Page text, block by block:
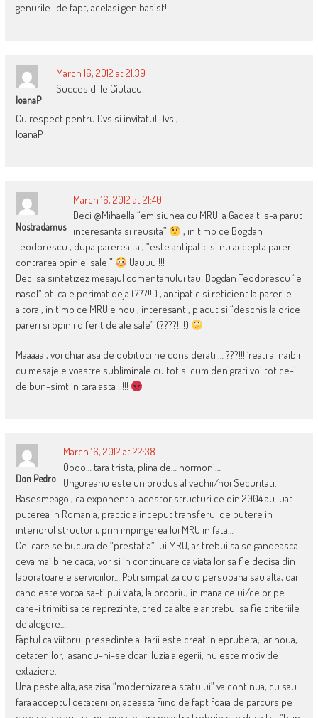
genurile…de fapt, acelasi gen basist!!!
IoanaP
March 16, 2012 at 21:39
Succes d-le Ciutacu!
Cu respect pentru Dvs si invitatul Dvs.,
IoanaP
Nostradamus
March 16, 2012 at 21:40
Deci @Mihaella “emisiunea cu MRU la Gadea ti s-a parut
interesanta si reusita”
, in timp ce Bogdan
Teodorescu , dupa parerea ta , “este antipatic si nu accepta pareri
contrarea opiniei sale ”
Uauuu !!!
Deci sa sintetizez mesajul comentariului tau: Bogdan Teodorescu “e
nasol” pt. ca e perimat deja (???!!!) , antipatic si reticient la parerile
altora , in timp ce MRU e nou , interesant , placut si “deschis la orice
pareri si opinii diferit de ale sale” (????!!!!)
Maaaaa , voi chiar asa de dobitoci ne considerati … ???!!! ‘reati ai naibii
cu mesajele voastre subliminale cu tot si cum denigrati voi tot ce-i
de bun-simt in tara asta !!!!!
Don Pedro
March 16, 2012 at 22:38
Oooo… tara trista, plina de… hormoni…
Ungureanu este un produs al vechii/noi Securitati.
Basesmeagol, ca exponent al acestor structuri ce din 2004 au luat
puterea in Romania, practic a inceput transferul de putere in
interiorul structurii, prin impingerea lui MRU in fata…
Cei care se bucura de “prestatia” lui MRU, ar trebui sa se gandeasca
ceva mai bine daca, vor si in continuare ca viata lor sa fie decisa din
laboratoarele serviciilor… Poti simpatiza cu o persopana sau alta, dar
cand este vorba sa-ti pui viata, la propriu, in mana celui/celor pe
care-i trimiti sa te reprezinte, cred ca altele ar trebui sa fie criteriile
de alegere…
Faptul ca viitorul presedinte al tarii este creat in eprubeta, iar noua,
cetatenilor, lasandu-ni-se doar iluzia alegerii, nu este motiv de
extaziere.
Una peste alta, asa zisa “modernizare a statului” va continua, cu sau
fara acceptul cetatenilor, aceasta fiind de fapt foaia de parcurs pe